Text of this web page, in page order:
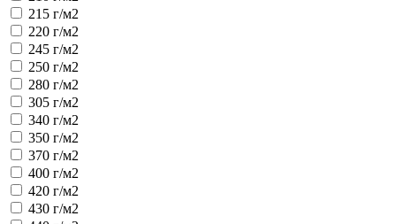
215 г/м2
220 г/м2
245 г/м2
250 г/м2
280 г/м2
305 г/м2
340 г/м2
350 г/м2
370 г/м2
400 г/м2
420 г/м2
430 г/м2